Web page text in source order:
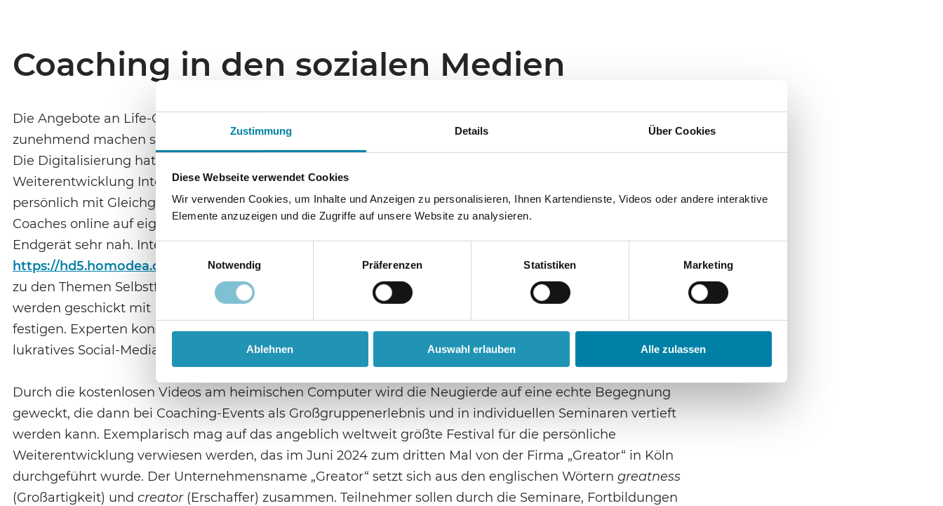
Zustimmung Details Über Cookies
Diese Webseite verwendet Cookies
Wir verwenden Cookies, um Inhalte und Anzeigen zu personalisieren, Ihnen Kartendienste, Videos oder andere interaktive
Elemente anzuzeigen und die Zugriffe auf unsere Website zu analysieren.
Einwilligungsauswahl
Notwendig
Präferenzen Statistiken Marketing
Ablehnen Auswahl erlauben Alle zulassen
Coaching in den sozialen Medien
Die Angebote an Life-Coachings sind unüberschaubar und vielfältig. Häufig sind sie spirituell gefärbt, und
zunehmend machen sie von den Möglichkeiten der sozialen Medien und des digitalen Lernens Gebrauch.
Die Digitalisierung hat auch den spirituellen Weiterbildungsmarkt verändert. Reisten früher an
Weiterentwicklung Interessierte ihren spirituellen Lehrerinnen und Lehrern hinterher, um ihnen
persönlich mit Gleichgesinnten in Seminaren und Veranstaltungen zu begegnen, sind heute viele
Coaches online auf eigenen Kanälen anzutreffen und kommen damit dem Ratsuchenden am mobilen
Endgerät sehr nah. Internetportale wie „Greator“ (https://greator.com), „homodea“ (
https://hd5.homodea.com
) oder „younity“ ( https://www.younity.com
) bieten Tausende von Online-Kursen
zu den Themen Selbstfindung, erwachtes Bewusstsein oder sinnerfülltes Leben an. Die Online-Kurse
werden geschickt mit Präsenzmeetings und speziellen Großevents verknüpft, um die Kundenbindung zu
festigen. Experten konstatieren mit Sorge, dass sich spirituelles Coaching mittlerweile als ein äußerst
lukratives Social-Media-Geschäftsmodell etabliert habe (Steinmeyer 2024, 362ff.).
Durch die kostenlosen Videos am heimischen Computer wird die Neugierde auf eine echte Begegnung
geweckt, die dann bei Coaching-Events als Großgruppenerlebnis und in individuellen Seminaren vertieft
werden kann. Exemplarisch mag auf das angeblich weltweit größte Festival für die persönliche
Weiterentwicklung verwiesen werden, das im Juni 2024 zum dritten Mal von der Firma „Greator“ in Köln
durchgeführt wurde. Der Unternehmensname „Greator“ setzt sich aus den englischen Wörtern greatness
(Großartigkeit) und creator(Erschaffer) zusammen. Teilnehmer sollen durch die Seminare, Fortbildungen